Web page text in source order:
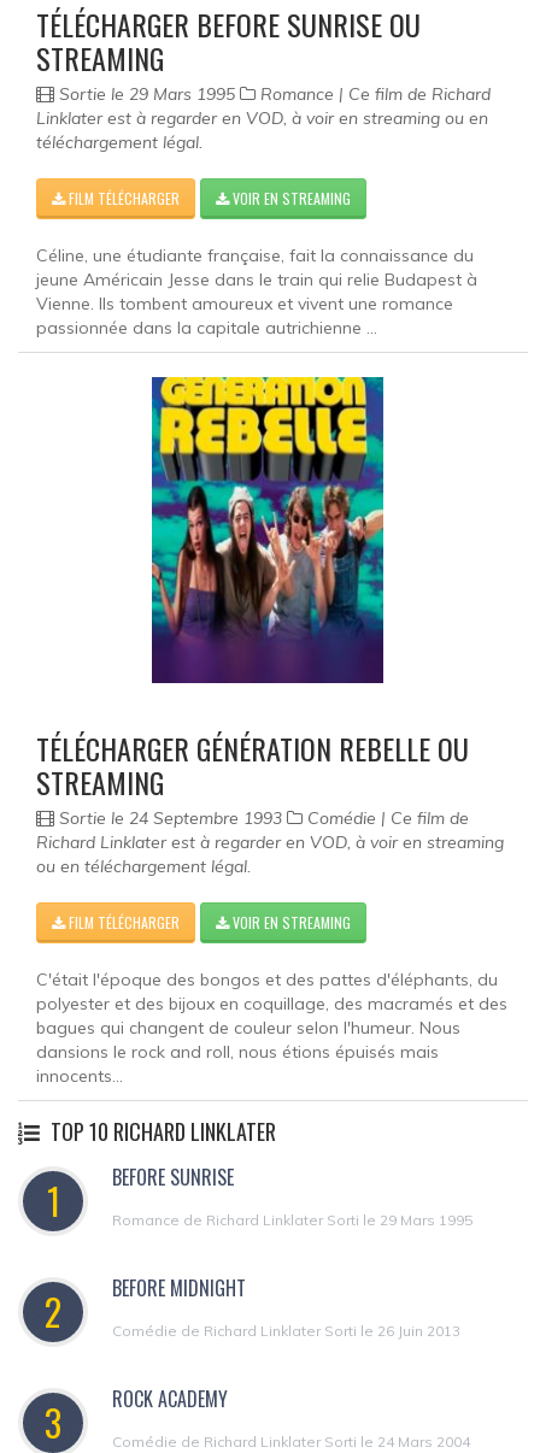
TÉLÉCHARGER BEFORE SUNRISE OU
STREAMING
Sortie le 29 Mars 1995
Romance | Ce film de Richard
Linklater est à regarder en VOD, à voir en streaming ou en
téléchargement légal.
FILM TÉLÉCHARGER VOIR EN STREAMING
Céline, une étudiante française, fait la connaissance du
jeune Américain Jesse dans le train qui relie Budapest à
Vienne. Ils tombent amoureux et vivent une romance
passionnée dans la capitale autrichienne ...
TÉLÉCHARGER GÉNÉRATION REBELLE OU
STREAMING
Sortie le 24 Septembre 1993
Comédie | Ce film de
Richard Linklater est à regarder en VOD, à voir en streaming
ou en téléchargement légal.
FILM TÉLÉCHARGER VOIR EN STREAMING
C'était l'époque des bongos et des pattes d'éléphants, du
polyester et des bijoux en coquillage, des macramés et des
bagues qui changent de couleur selon l'humeur. Nous
dansions le rock and roll, nous étions épuisés mais
innocents...
TOP 10 RICHARD LINKLATER
1 BEFORE SUNRISE
Romance de Richard Linklater Sorti le 29 Mars 1995
2 BEFORE MIDNIGHT
Comédie de Richard Linklater Sorti le 26 Juin 2013
3 ROCK ACADEMY
Comédie de Richard Linklater Sorti le 24 Mars 2004